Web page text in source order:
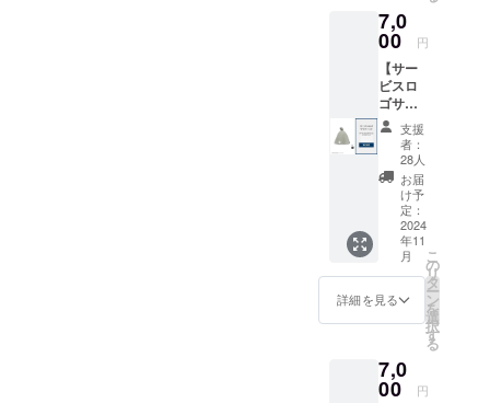
は
28,000
円の売
り切れ
となっ
ている
日帰り
プラン
と同様
の商品
です
が、予
約枠の
関係で
コード
通常よ
りお時
ただく
可能性
がある
メニ
ティを
使って
自宅で
リラッ
クスし
ていた
だけま
す。 ・
数量：
アロマ
オイル
5ml×1
・バス
ソルト
450g×1
・香
（森林
浴/レモ
7,0
00 円
【サー
ビスロ
ゴサウ
ナハッ
ト】
「log&s
auna 和
nagomi,
wakaya
ma - 」
のサー
ビスロ
ゴをデ
ザイン
したサ
ハット
を提供
支援
者：
28人
お届
け予
定：
2024
年11
月
詳細を見る
こ
の
リ
タ
ー
ン
を
選
択
す
る
7,0
00 円